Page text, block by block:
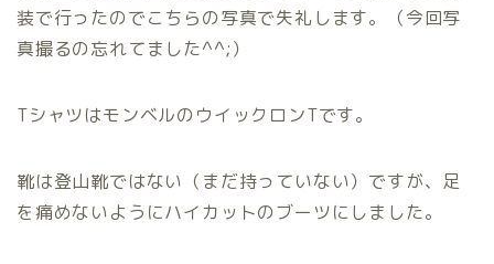
装で行ったのでこちらの写真で失礼します。（今回写
真撮るの忘れてました^^;）
TシャツはモンベルのウイックロンTです。
靴は登山靴ではない（まだ持っていない）ですが、足
を痛めないようにハイカットのブーツにしました。